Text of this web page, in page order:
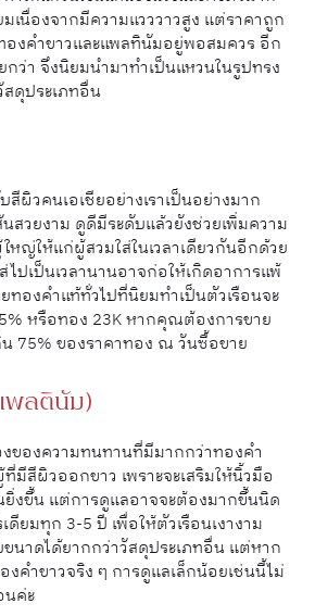
เนื่องจากมีความแวววาวสูง แต่ราคาถูก
องคำขาวและแพลทินัมอยู่พอสมควร อีก
ว่า จึงนิยมนำมาทำเป็นแหวนในรูปทรง
ดุประเภทอื่น
สีผิวคนเอเชียอย่างเราเป็นอย่างมาก
สวยงาม ดูดีมีระดับแล้วยังช่วยเพิ่มความ
หญ่ให้แก่ผู้สวมใส่ในเวลาเดียวกันอีกด้วย
ปเป็นเวลานานอาจก่อให้เกิดอาการแพ้
ทองคำแท้ทั่วไปที่นิยมทำเป็นตัวเรือนจะ
หรือทอง 23K หากคุณต้องการขาย
น 75% ของราคาทอง ณ วันซื้อขาย
พลตินัม)
งของความทนทานที่มีมากกว่าทองคำ
มีสีผิวออกขาว เพราะจะเสริมให้นิ้วมือ
ยิ่งขึ้น แต่การดูแลอาจจะต้องมากขึ้นนิด
ดียมทุก 3-5 ปี เพื่อให้ตัวเรือนเงางาม
นาดได้ยากกว่าวัสดุประเภทอื่น แต่หาก
คำขาวจริง ๆ การดูแลเล็กน้อยเช่นนี้ไม่
ค่ะ